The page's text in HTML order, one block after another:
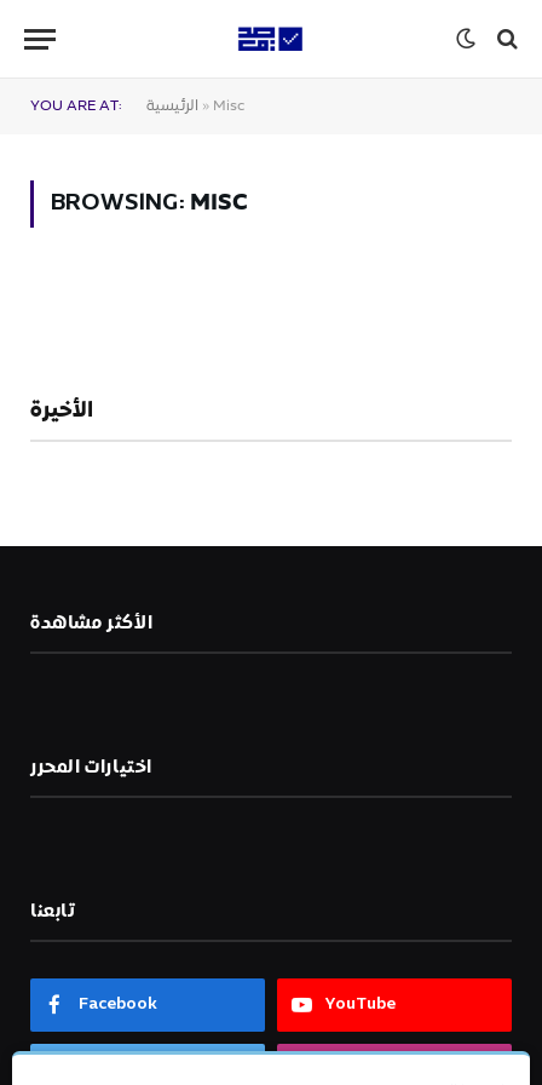
YOU ARE AT: الرئيسية » Misc
BROWSING: MISC
الأخيرة
الأكثر مشاهدة
اختيارات المحرر
تابعنا
Facebook YouTube